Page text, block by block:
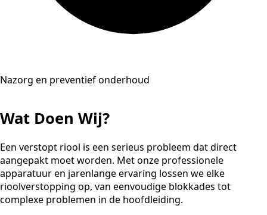
Nazorg en preventief onderhoud
Wat Doen Wij?
Een verstopt riool is een serieus probleem dat direct
aangepakt moet worden. Met onze professionele
apparatuur en jarenlange ervaring lossen we elke
rioolverstopping op, van eenvoudige blokkades tot
complexe problemen in de hoofdleiding.